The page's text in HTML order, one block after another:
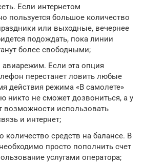
Если интернетом
пользуется большое количество
или выходные, вечернее
подождать, пока линии
более свободными;
авиарежим. Если эта опция
перестанет ловить любые
действия режима «В самолете»
никто не сможет дозвониться, а у
возможности использовать
и интернет;
количество средств на балансе. В
просто пополнить счет
услугами оператора;